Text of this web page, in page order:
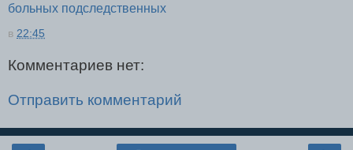
больных подследственных
в 22:45
Комментариев нет:
Отправить комментарий